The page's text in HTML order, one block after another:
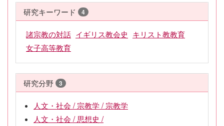
研究キーワード 4
諸宗教の対話 イギリス教会史 キリスト教教育
女子高等教育
研究分野 3
人文・社会 / 宗教学 / 宗教学
人文・社会 / 思想史 /